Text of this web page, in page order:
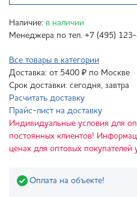
Наличие: в наличии
Менеджера по тел. +7 (495)
Все товары в категории
Доставка: от 5400 ₽ по Москве
Срок доставки: сегодня, завтра
Расчитать доставку
Прайс-лист на доставку
Индивидуальные условия для
постоянных клиентов!
ценах для оптовых покупателей
Оплата на объекте!